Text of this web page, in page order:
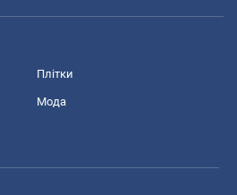
Плітки
Мода